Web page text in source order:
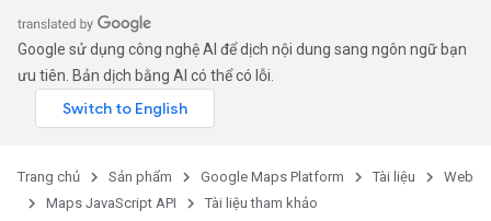
Google sử dụng công nghệ AI để dịch nội dung sang ngôn ngữ bạn
ưu tiên. Bản dịch bằng AI có thể có lỗi.
Trang chủ Sản phẩm Google Maps Platform Tài liệu
Web
Maps JavaScript API
Tài liệu tham khảo